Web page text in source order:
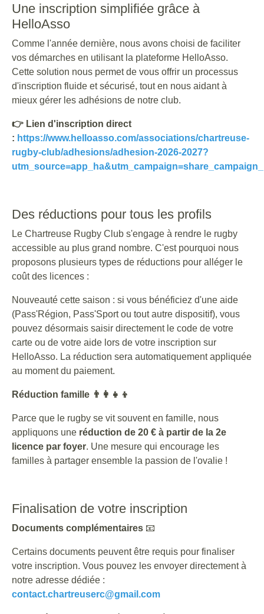
Une inscription simplifiée grâce à
HelloAsso
Comme l'année dernière, nous avons choisi de faciliter
vos démarches en utilisant la plateforme HelloAsso.
Cette solution nous permet de vous offrir un processus
d'inscription fluide et sécurisé, tout en nous aidant à
mieux gérer les adhésions de notre club.
👉 Lien d'inscription direct
: https://www.helloasso.com/associations/chartreuse-
rugby-club/adhesions/adhesion-2026-2027?
Des réductions pour tous les profils
Le Chartreuse Rugby Club s'engage à rendre le rugby
accessible au plus grand nombre. C'est pourquoi nous
proposons plusieurs types de réductions pour alléger le
coût des licences :
Nouveauté cette saison : si vous bénéficiez d'une aide
(Pass'Région, Pass'Sport ou tout autre dispositif), vous
pouvez désormais saisir directement le code de votre
carte ou de votre aide lors de votre inscription sur
HelloAsso. La réduction sera automatiquement appliquée
au moment du paiement.
Réduction famille 👨‍👩‍👧‍👦
Parce que le rugby se vit souvent en famille, nous
appliquons une réduction de 20 € à partir de la 2e
licence par foyer. Une mesure qui encourage les
familles à partager ensemble la passion de l'ovalie !
Finalisation de votre inscription
Documents complémentaires 📧
Certains documents peuvent être requis pour finaliser
votre inscription. Vous pouvez les envoyer directement à
notre adresse dédiée :
contact.chartreuserc@gmail.com